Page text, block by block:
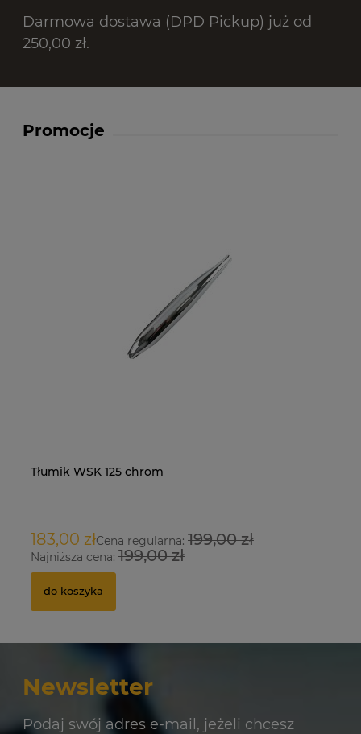
Darmowa dostawa (DPD Pickup) już od
250,00 zł.
Promocje
Tłumik WSK 125 chrom
183,00 złCena regularna: 199,00 zł
Najniższa cena: 199,00 zł
do koszyka
Newsletter
Podaj swój adres e-mail, jeżeli chcesz